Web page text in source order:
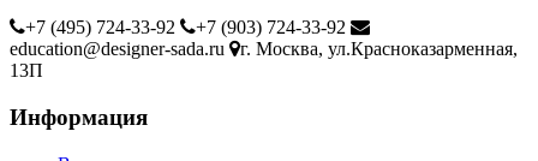
+7 (495) 724-33-92
+7 (903) 724-33-92
education@designer-sada.ru
г. Москва, ул.Красноказарменная,
13П
Информация